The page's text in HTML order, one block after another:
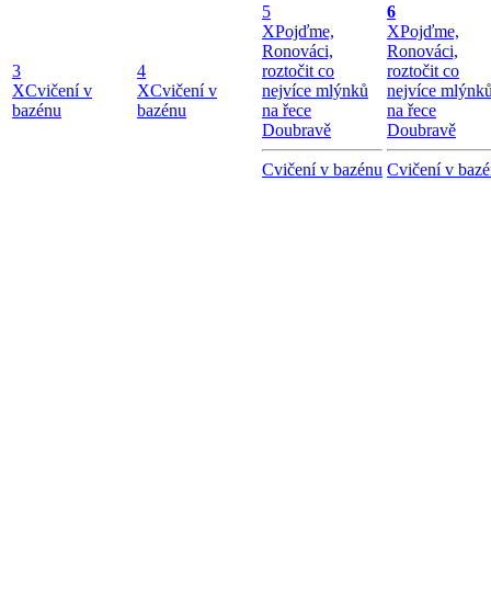
3
XCvičení v
bazénu
4
XCvičení v
bazénu
5
XPojďme,
Ronováci,
roztočit co
nejvíce mlýnků
na řece
Doubravě
Cvičení v bazénu
6
XPojďme,
Ronováci,
roztočit co
nejvíce
na řece
Doubravě
Cvičení v